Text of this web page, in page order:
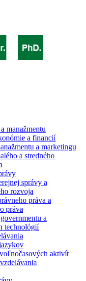
manažmentu
a financií
a marketingu
a stredného
správy a
rozvoja
práva a
práva
a
technológií
aktivít